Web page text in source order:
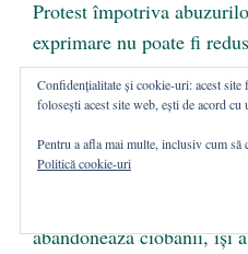
Protest împotriva
exprimare nu poate fi
Claudiu Târziu acuză
solicitarea de eliminare a
online
Claudiu Târziu,
Acțiunea Conservatoare:
abandonează ciobanii, își
Confidențialitate și cookie-uri: acest
folosești acest site web, ești de acord cu
Pentru a afla mai multe, inclusiv cum
Politică cookie-uri